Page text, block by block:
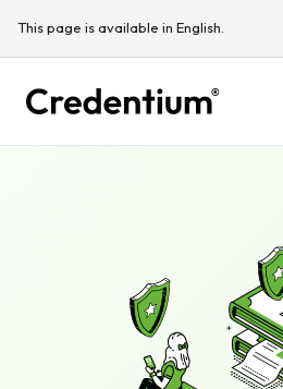
This page is available in English.
Zašto Credentium
O CloudTeamu
Za tvrtke za obuku
Za eventne tvrtke
Što su mikrokvalifikacije?